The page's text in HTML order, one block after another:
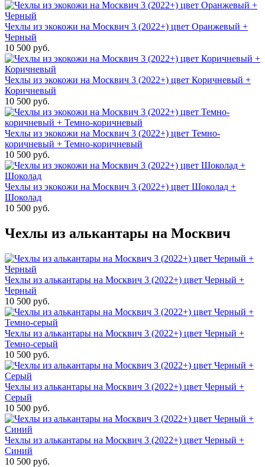
Чехлы из экокожи на Москвич 3 (2022+) цвет Оранжевый +
Черный
10 500 руб.
Чехлы из экокожи на Москвич 3 (2022+) цвет Коричневый +
Коричневый
10 500 руб.
Чехлы из экокожи на Москвич 3 (2022+) цвет Темно-
коричневый + Темно-коричневый
10 500 руб.
Чехлы из экокожи на Москвич 3 (2022+) цвет Шоколад +
Шоколад
10 500 руб.
Чехлы из алькантары на Москвич
Чехлы из алькантары на Москвич 3 (2022+) цвет Черный +
Черный
10 500 руб.
Чехлы из алькантары на Москвич 3 (2022+) цвет Черный +
Темно-серый
10 500 руб.
Чехлы из алькантары на Москвич 3 (2022+) цвет Черный +
Серый
10 500 руб.
Чехлы из алькантары на Москвич 3 (2022+) цвет Черный +
Синий
10 500 руб.